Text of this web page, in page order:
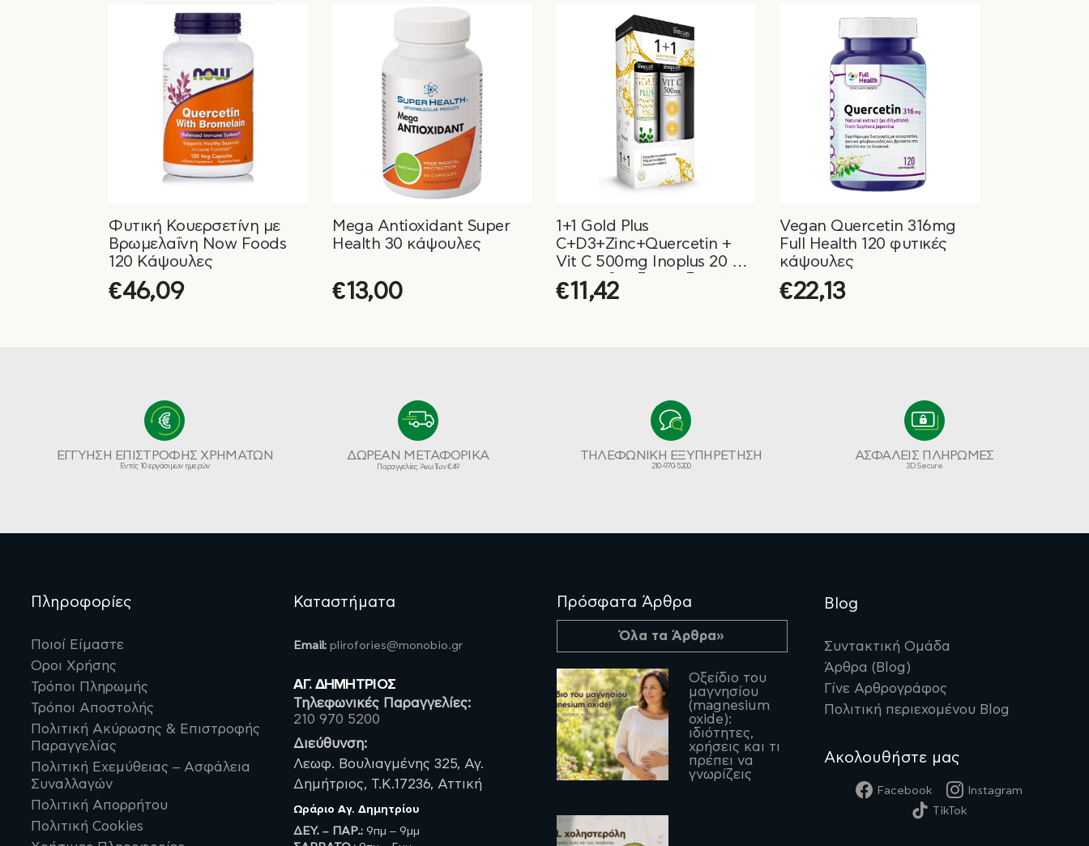
Φυτική Κουερσετίνη με
Βρωμελαΐνη Now Foods
120 Κάψουλες
€46,09
Mega Antioxidant Super
Health 30 κάψουλες
€13,00
1+1 Gold Plus
C+D3+Zinc+Quercetin +
Vit C 500mg Inoplus 20 +
20 αναβράζοντα δισκία
€11,42
Vegan Quercetin 316mg
Full Health 120 φυτικές
κάψουλες
€22,13
ΕΓΓΥΗΣΗ ΕΠΙΣΤΡΟΦΗΣ ΧΡΗΜΑΤΩΝ
Εντός 10 εργάσιμων ημερών
ΔΩΡΕΑΝ ΜΕΤΑΦΟΡΙΚΑ
Παραγγελίες Άνω Των €49
ΤΗΛΕΦΩΝΙΚΗ ΕΞΥΠΗΡΕΤΗΣΗ
210-970-5200
ΑΣΦΑΛΕΙΣ ΠΛΗΡΩΜΕΣ
3D Secure
Πληροφορίες
Ποιοί Είμαστε
Οροι Χρήσης
Τρόποι Πληρωμής
Τρόποι Αποστολής
Πολιτική Ακύρωσης & Επιστροφής
Παραγγελίας
Πολιτική Εχεμύθειας – Ασφάλεια
Συναλλαγών
Πολιτική Απορρήτου
Πολιτική Cookies
Καταστήματα
Email: plirofories@monobio.gr
ΑΓ. ΔΗΜΗΤΡΙΟΣ
Τηλεφωνικές Παραγγελίες:
210 970 5200
Διεύθυνση:
Λεωφ. Βουλιαγμένης 325, Αγ.
Δημήτριος, Τ.Κ.17236, Αττική
ΩράριοΑγ. Δημητρίου
ΔΕΥ. – ΠΑΡ.: 9πμ – 9μμ
Πρόσφατα Άρθρα
Όλα τα Άρθρα»
Οξείδιο του
μαγνησίου
(magnesium
oxide):
ιδιότητες,
χρήσεις και τι
πρέπει να
γνωρίζεις
Blog
Συντακτική Ομάδα
Άρθρα (Blog)
Γίνε Αρθρογράφος
Πολιτική περιεχομένου Blog
Ακολουθήστε μας
Facebook
Instagram
TikTok